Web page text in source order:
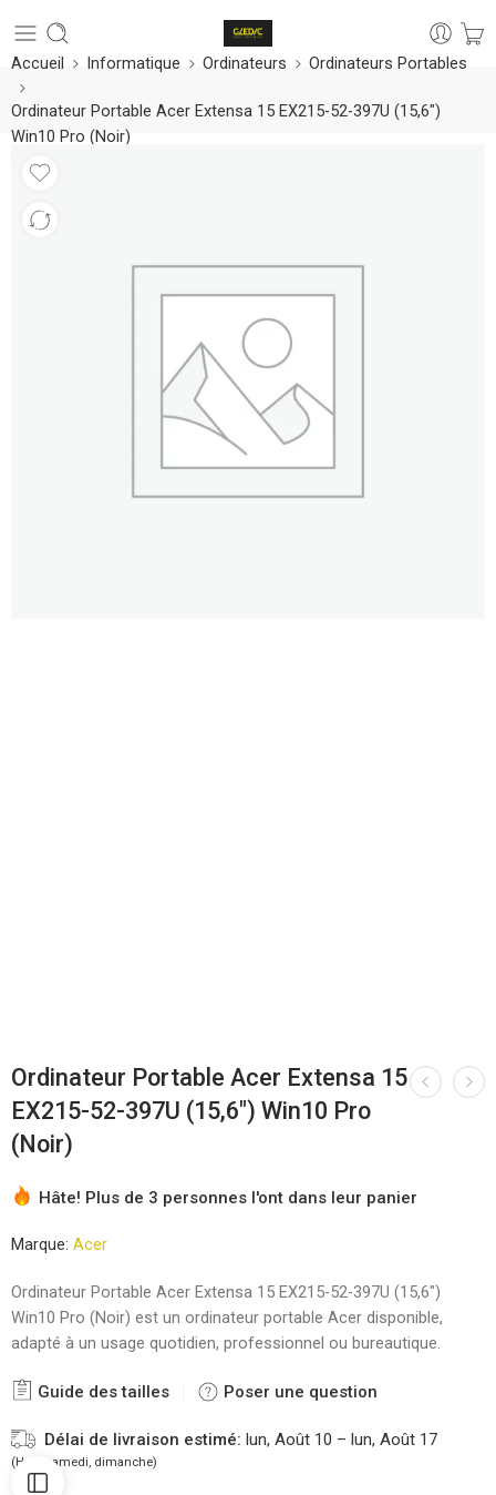
Accueil Informatique Ordinateurs Ordinateurs Portables
Ordinateur Portable Acer Extensa 15 EX215-52-397U (15,6″)
Win10 Pro (Noir)
Ordinateur Portable Acer Extensa 15
EX215-52-397U (15,6″) Win10 Pro
(Noir)
Hâte! Plus de 3 personnes l'ont dans leur panier
Marque: Acer
Ordinateur Portable Acer Extensa 15 EX215-52-397U (15,6″)
Win10 Pro (Noir) est un ordinateur portable Acer disponible,
adapté à un usage quotidien, professionnel ou bureautique.
Guide des tailles Poser une question
Délai de livraison estimé: lun, Août 10 – lun, Août 17
(Hors samedi, dimanche)